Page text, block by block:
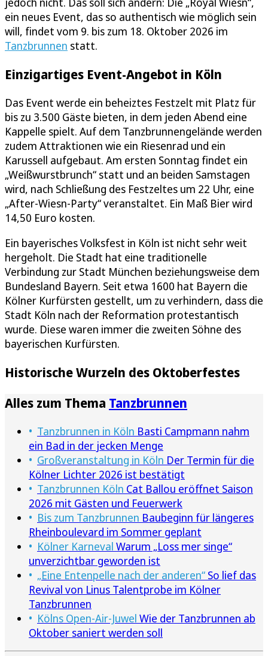
ein neues Event, das so authentisch wie möglich sein
will, findet vom 9. bis zum 18. Oktober 2026 im
Tanzbrunnen statt.
Einzigartiges Event-Angebot in Köln
Das Event werde ein beheiztes Festzelt mit Platz für
bis zu 3.500 Gäste bieten, in dem jeden Abend eine
Kappelle spielt. Auf dem Tanzbrunnengelände werden
zudem Attraktionen wie ein Riesenrad und ein
Karussell aufgebaut. Am ersten Sonntag findet ein
„Weißwurstbrunch“ statt und an beiden Samstagen
wird, nach Schließung des Festzeltes um 22 Uhr, eine
„After-Wiesn-Party“ veranstaltet. Ein Maß Bier wird
14,50 Euro kosten.
Ein bayerisches Volksfest in Köln ist nicht sehr weit
hergeholt. Die Stadt hat eine traditionelle
Verbindung zur Stadt München beziehungsweise dem
Bundesland Bayern. Seit etwa 1600 hat Bayern die
Kölner Kurfürsten gestellt, um zu verhindern, dass die
Stadt Köln nach der Reformation protestantisch
wurde. Diese waren immer die zweiten Söhne des
bayerischen Kurfürsten.
Historische Wurzeln des Oktoberfestes
Alles zum Thema Tanzbrunnen
Tanzbrunnen in Köln Basti Campmann nahm
ein Bad in der jecken Menge
Großveranstaltung in Köln Der Termin für die
Kölner Lichter 2026 ist bestätigt
Tanzbrunnen Köln Cat Ballou eröffnet Saison
2026 mit Gästen und Feuerwerk
Bis zum Tanzbrunnen Baubeginn für längeres
Rheinboulevard im Sommer geplant
Kölner Karneval Warum „Loss mer singe“
unverzichtbar geworden ist
„Eine Entenpelle nach der anderen“ So lief das
Revival von Linus Talentprobe im Kölner
Tanzbrunnen
Kölns Open-Air-Juwel Wie der Tanzbrunnen ab
Oktober saniert werden soll